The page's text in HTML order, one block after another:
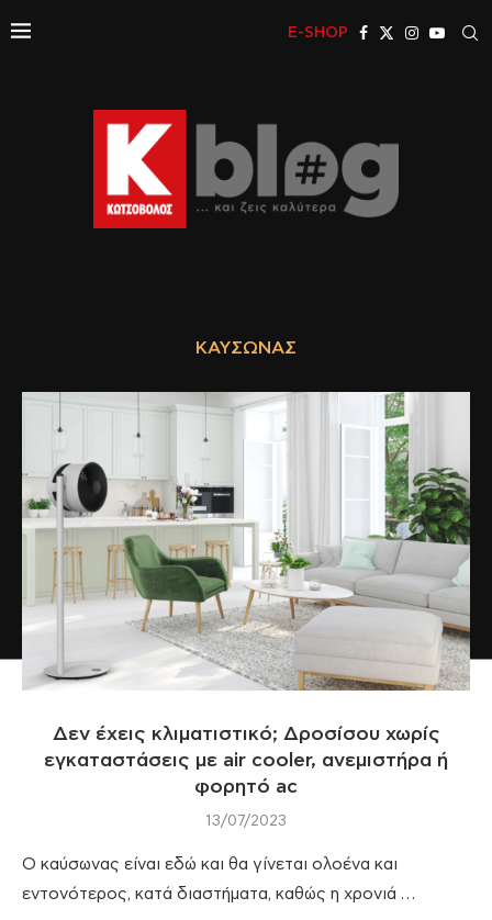
E-SHOP
ΚΑΎΣΩΝΑΣ
Δεν έχεις κλιματιστικό; Δροσίσου χωρίς
εγκαταστάσεις με air cooler, ανεμιστήρα ή
φορητό ac
13/07/2023
Ο καύσωνας είναι εδώ και θα γίνεται ολοένα και
εντονότερος, κατά διαστήματα, καθώς η χρονιά …